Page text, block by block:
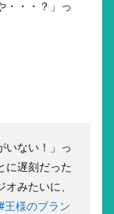
・・・？」っ
いない！」っ
に遅刻だった
みたいに、
王様のブラン